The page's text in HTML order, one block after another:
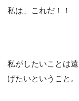
私は、これだ！！
私がしたいことは
げたいということ。